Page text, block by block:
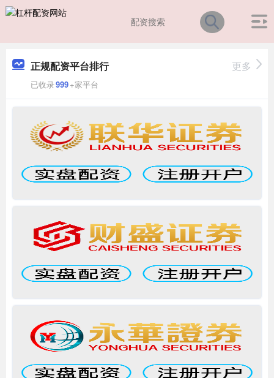
正规配资平台排行
已收录999+家平台
更多